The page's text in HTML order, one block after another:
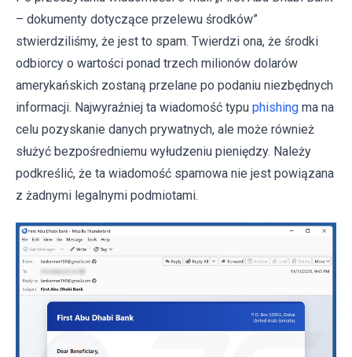
– dokumenty dotyczące przelewu środków”
stwierdziliśmy, że jest to spam. Twierdzi ona, że środki
odbiorcy o wartości ponad trzech milionów dolarów
amerykańskich zostaną przelane po podaniu niezbędnych
informacji. Najwyraźniej ta wiadomość typu phishing ma na
celu pozyskanie danych prywatnych, ale może również
służyć bezpośredniemu wyłudzeniu pieniędzy. Należy
podkreślić, że ta wiadomość spamowa nie jest powiązana
z żadnymi legalnymi podmiotami.